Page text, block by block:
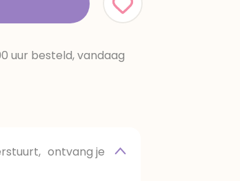
uur besteld, vandaag
ontvang je